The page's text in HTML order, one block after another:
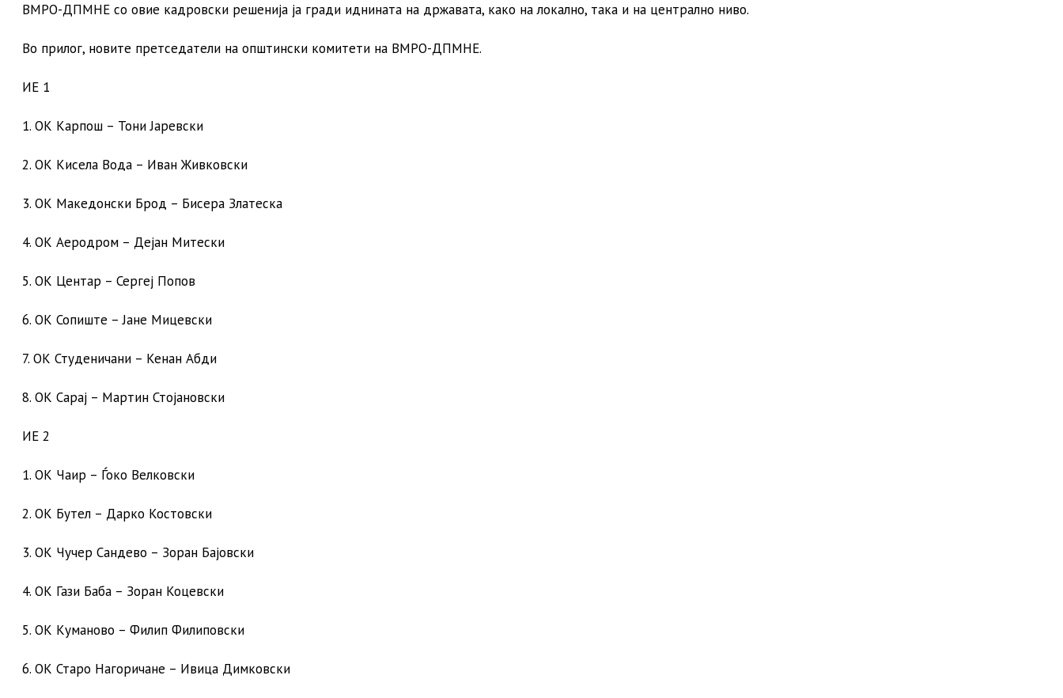
ВМРО-ДПМНЕ со овие кадровски решенија ја гради иднината на државата, како на локално, така и на централно ниво.
Во прилог, новите претседатели на општински комитети на ВМРО-ДПМНЕ.
ИЕ 1
1. ОК Карпош – Тони Јаревски
2. ОК Кисела Вода – Иван Живковски
3. ОК Македонски Брод – Бисера Златеска
4. ОК Аеродром – Дејан Митески
5. ОК Центар – Сергеј Попов
6. ОК Сопиште – Јане Мицевски
7. ОК Студеничани – Кенан Абди
8. ОК Сарај – Мартин Стојановски
ИЕ 2
1. ОК Чаир – Ѓоко Велковски
2. ОК Бутел – Дарко Костовски
3. ОК Чучер Сандево – Зоран Бајовски
4. ОК Гази Баба – Зоран Коцевски
5. ОК Куманово – Филип Филиповски
6. ОК Старо Нагоричане – Ивица Димковски